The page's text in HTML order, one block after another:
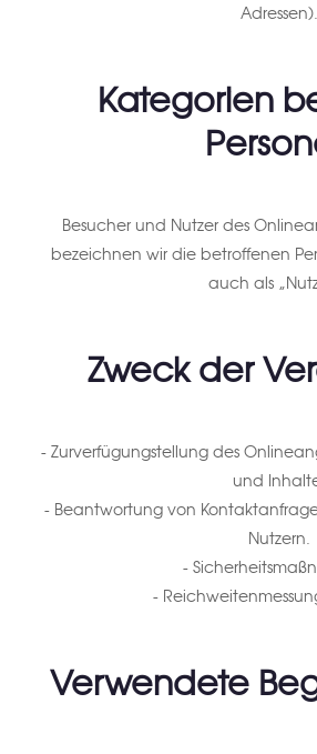
Adressen).
Kategorien
Besucher und Nutzer des
bezeichnen wir die betroffenen
auch als
Zweck der
- Zurverfügungstellung des
und
- Beantwortung von
Nutzern.
-
-
Verwendete